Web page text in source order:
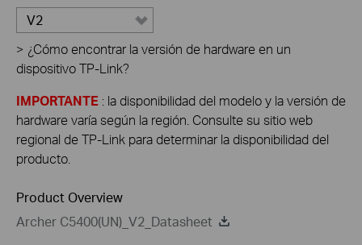
V2
> ¿Cómo encontrar la versión de hardware en un
dispositivo TP-Link?
IMPORTANTE : la disponibilidad del modelo y la versión de
hardware varía según la región. Consulte su sitio web
regional de TP-Link para determinar la disponibilidad del
producto.
Product Overview
Archer C5400(UN)_V2_Datasheet